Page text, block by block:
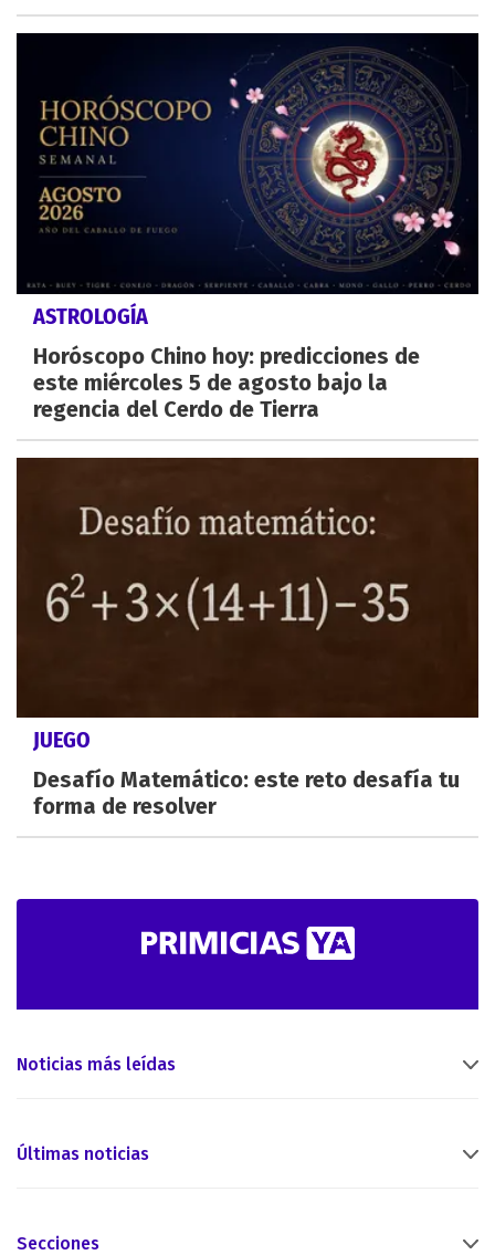
ASTROLOGÍA
Horóscopo Chino hoy: predicciones de
este miércoles 5 de agosto bajo la
regencia del Cerdo de Tierra
JUEGO
Desafío Matemático: este reto desafía tu
forma de resolver
Noticias más leídas
Últimas noticias
Secciones